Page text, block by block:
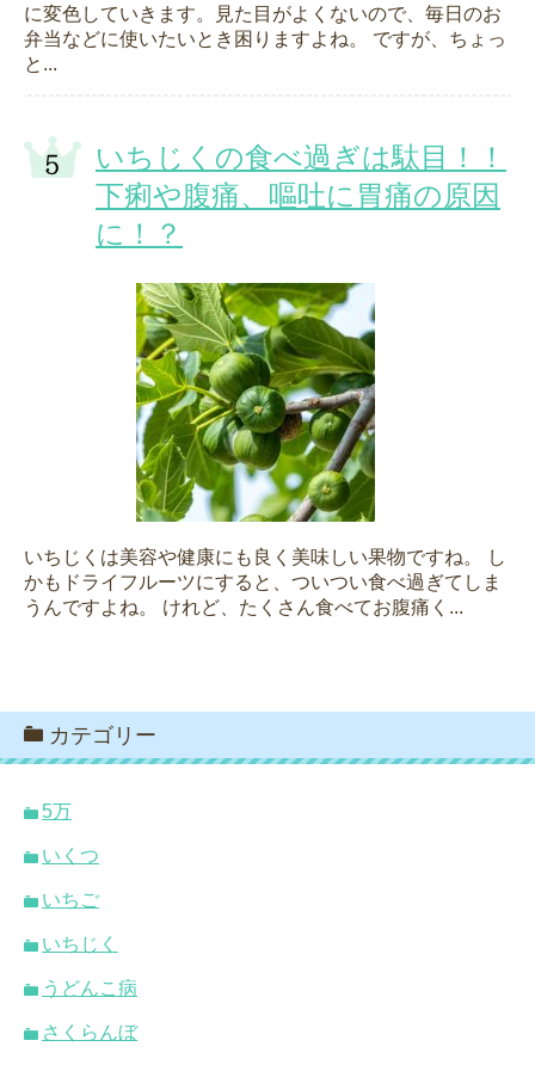
に変色していきます。見た目がよくないので、毎日のお
弁当などに使いたいとき困りますよね。 ですが、ちょっ
と...
いちじくの食べ過ぎは駄目！！
下痢や腹痛、嘔吐に胃痛の原因
に！？
いちじくは美容や健康にも良く美味しい果物ですね。 し
かもドライフルーツにすると、ついつい食べ過ぎてしま
うんですよね。 けれど、たくさん食べてお腹痛く...
カテゴリー
5万
いくつ
いちご
いちじく
うどんこ病
さくらんぼ